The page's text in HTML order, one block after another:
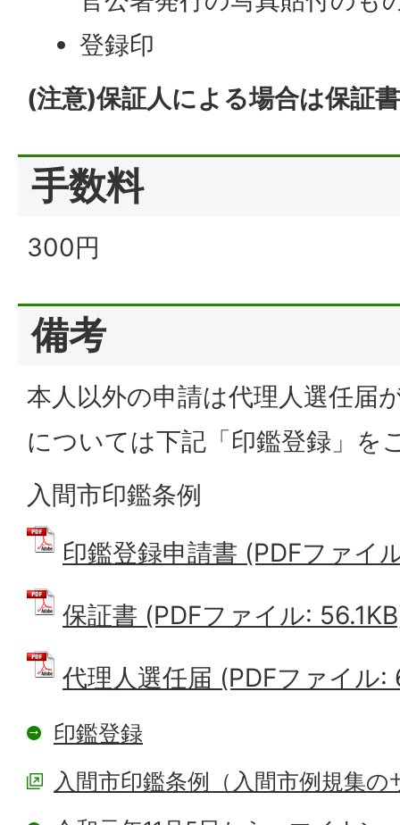
登録印
(注意)保証人による場合は保証
手数料
300円
備考
本人以外の申請は代理人選任届
については下記「印鑑登録」を
入間市印鑑条例
印鑑登録申請書 (PDFファイ
保証書 (PDFファイル:
代理人選任届 (PDFファイル:
印鑑登録
入間市印鑑条例（入間市例規集の